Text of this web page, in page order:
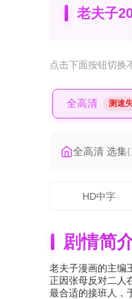
老夫子
点击下面按钮切换
全高清 测速
全高清 选集
HD中字
剧情简
老夫子漫画的主编
正因张母反对二人
最合适的接班人，